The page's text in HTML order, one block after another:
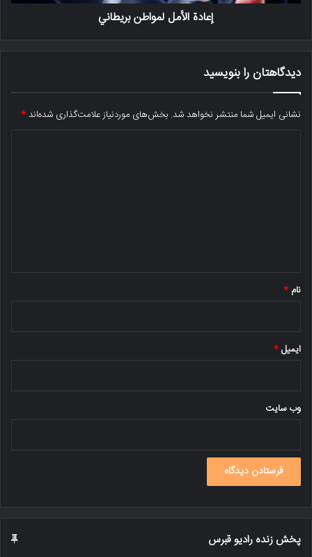
إعادة الأمل لمواطن بريطاني
دیدگاهتان را بنویسید
نشانی ایمیل شما منتشر نخواهد شد. بخش‌های موردنیاز علامت‌گذاری شده‌اند*
نام *
ایمیل*
وب‌ سایت
پخش زنده رادیو قبرس